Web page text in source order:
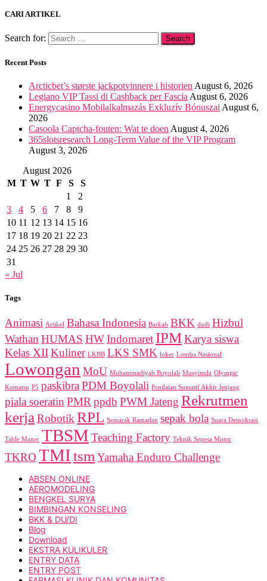
CARI ARTIKEL
Search for:
Recent Posts
Arcticbet’s største jackpotvinnere i historien August 6, 2026
Legiano VIP Tassi di Cashback per Fascia August 6, 2026
Energycasino Mobilalkalmazás Exkluzív Bónuszai August 6,
2026
Casoola Captcha-fouten: Wat te doen August 4, 2026
365slotsresearch Long-Term Value of the VIP Program
August 3, 2026
August 2026
M T W T F S
S
1
2
3
4 5 6 7 8
9
10 11 12 13 14 15 16
17 18 19 20 21 22 23
24 25 26 27 28 29 30
31
« Jul
Tags
Animasi Artikel Bahasa Indonesia Barkab BKK dudi Hizbul
Wathan HUMAS HWIndomaret IPMKarya siswa
Kelas XIIKuliner LKBB LKS SMK loker Lomba Nasional
Lowongan MoU Muhammadiyah Boyolali Musyimda Olympic
Komatsu P5 paskibra PDM Boyolali Penilaian Sumatif Akhir Jenjang
piala soeratin PMR ppdb PWM Jateng Rekrutmen
kerja Robotik RPL Semarak Ramadan sepak bola Suara Demokrasi
Table Maner TBSM Teaching Factory Teknik Sepesa Motor
TKRO TMItsm Yamaha Enduro Challenge
ABSEN ONLINE
AEROMODELING
BENGKEL SURYA
BIMBINGAN KONSELING
BKK & DU/DI
Blog
Download
EKSTRA KULIKULER
ENTRY DATA
ENTRY POST